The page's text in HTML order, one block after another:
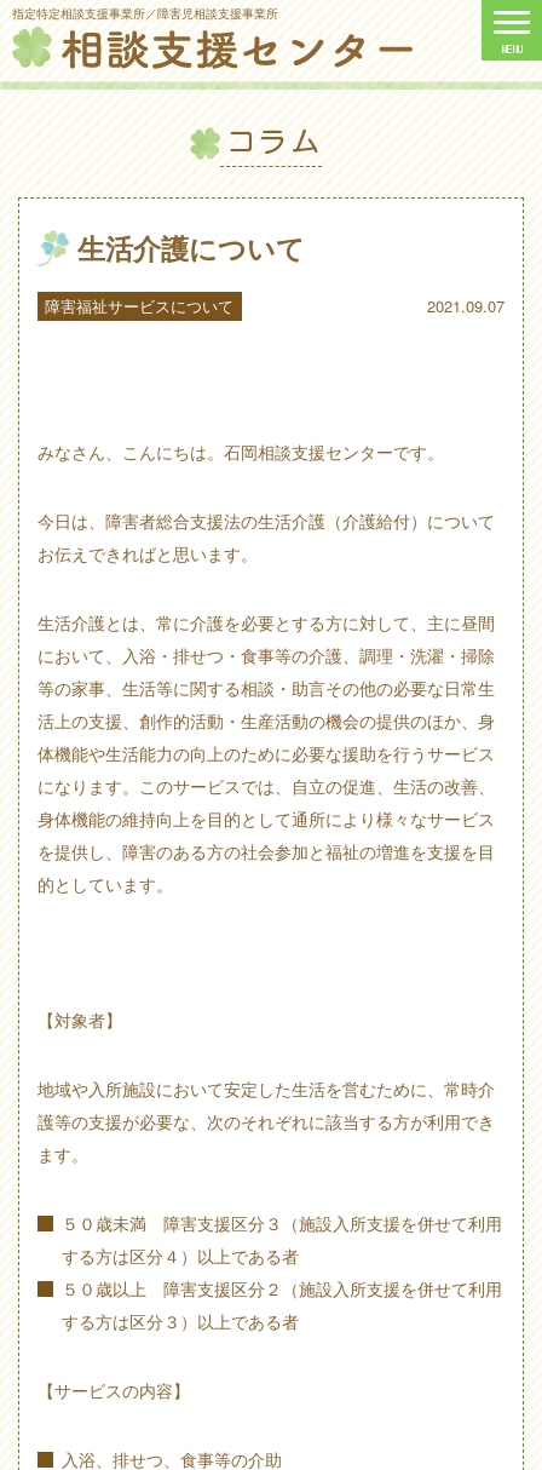
指定特定相談支援事業所／障害児相談支援事業所
コラム
生活介護について
障害福祉サービスについて 2021.09.07
みなさん、こんにちは。石岡相談支援センターです。
今日は、障害者総合支援法の生活介護（介護給付）について
お伝えできればと思います。
生活介護とは、常に介護を必要とする方に対して、主に昼間
において、入浴・排せつ・食事等の介護、調理・洗濯・掃除
等の家事、生活等に関する相談・助言その他の必要な日常生
活上の支援、創作的活動・生産活動の機会の提供のほか、身
体機能や生活能力の向上のために必要な援助を行うサービス
になります。このサービスでは、自立の促進、生活の改善、
身体機能の維持向上を目的として通所により様々なサービス
を提供し、障害のある方の社会参加と福祉の増進を支援を目
的としています。
【対象者】
地域や入所施設において安定した生活を営むために、常時介
護等の支援が必要な、次のそれぞれに該当する方が利用でき
ます。
５０歳未満 障害支援区分３（施設入所支援を併せて利用
する方は区分４）以上である者
５０歳以上 障害支援区分２（施設入所支援を併せて利用
する方は区分３）以上である者
【サービスの内容】
入浴、排せつ、食事等の介助